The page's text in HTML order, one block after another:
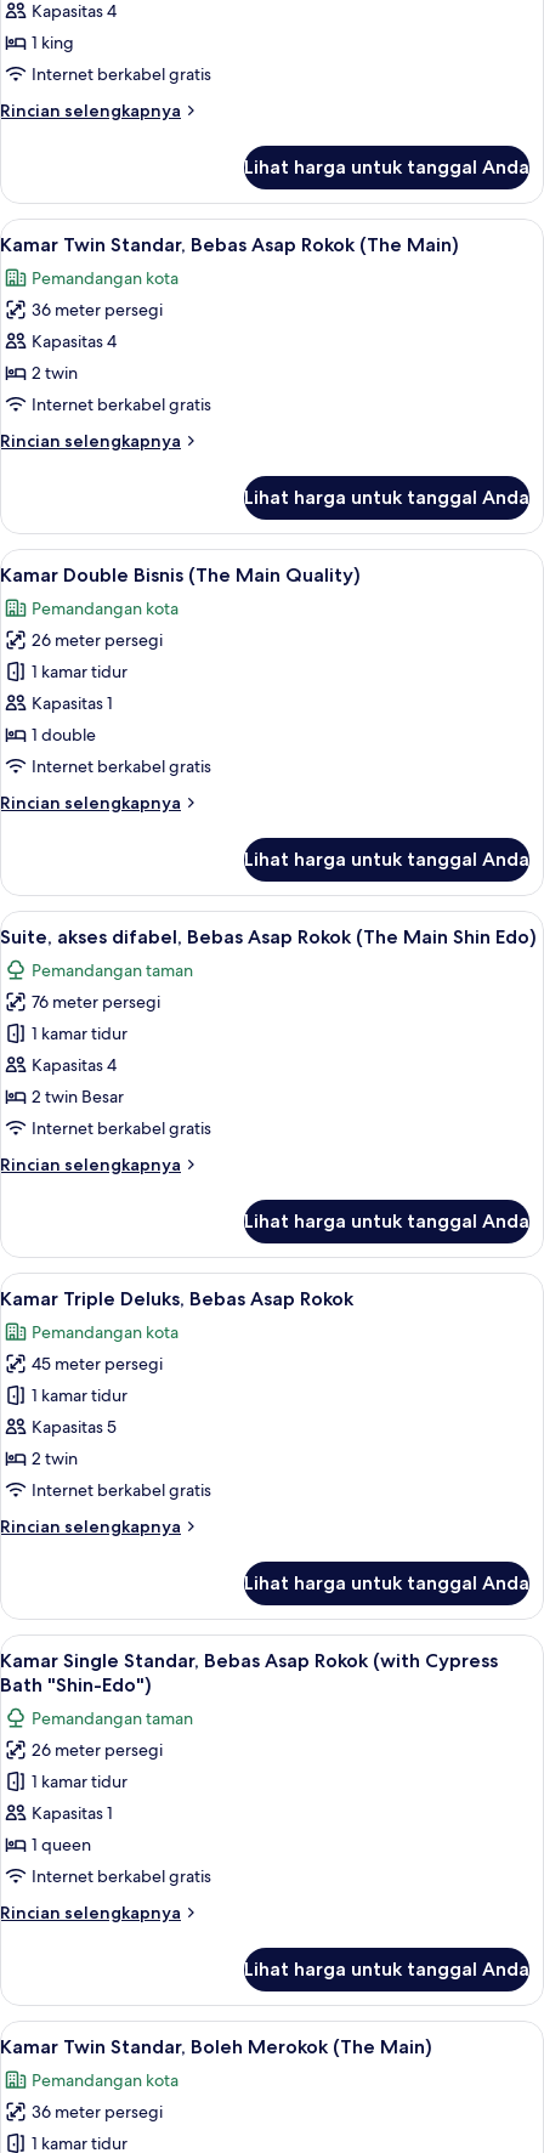
Standar,
1
Tempat
Tidur
King,
Asap
Rokok
(The
Main)
Kapasitas 4
1 king
Internet berkabel gratis
Rincian selengkapnya
Rincian
Kamar
Standar,
1
Tidur
King,
Asap
Rokok
(The
Main)
Lihat harga untuk tanggal Anda
Lihat
semua
foto
untuk
Kamar
Twin
Standar,
Asap
Main)
Selimut bulu angsa, brankas, meja
6
Kamar Twin Standar, Bebas Asap Rokok (The Main)
Pemandangan kota
36 meter persegi
Kapasitas 4
2 twin
Internet berkabel gratis
Rincian selengkapnya
Rincian
Kamar
Twin
Standar,
Asap
Rokok
(The
Main)
Lihat harga untuk tanggal Anda
Lihat
semua
foto
untuk
Kamar
Double
Bisnis
(The
Quality)
Kamar Double Bisnis (The Main
7
Kamar Double Bisnis (The Main Quality)
Pemandangan kota
26 meter persegi
1 kamar tidur
Kapasitas 1
1 double
Internet berkabel gratis
Rincian selengkapnya
Rincian
Kamar
Double
Bisnis
Main
Quality)
Lihat harga untuk tanggal Anda
Lihat
semua
foto
untuk
Suite,
akses
difabel,
Bebas
Rokok
Shin
Edo)
Suite, akses difabel, Bebas Asap
14
Suite, akses difabel, Bebas Asap Rokok (The Main Shin Edo)
Pemandangan taman
76 meter persegi
1 kamar tidur
Kapasitas 4
2 twin Besar
Internet berkabel gratis
Rincian selengkapnya
Rincian
Suite,
akses
difabel,
Asap
Rokok
(The
Main
Shin
Edo)
Lihat harga untuk tanggal Anda
Lihat
semua
foto
untuk
Kamar
Triple
Deluks,
Bebas
Rokok
Selimut bulu angsa, brankas, meja
5
Kamar Triple Deluks, Bebas Asap Rokok
Pemandangan kota
45 meter persegi
1 kamar tidur
Kapasitas 5
2 twin
Internet berkabel gratis
Rincian selengkapnya
Rincian
Kamar
Triple
Deluks,
Bebas
Rokok
Lihat harga untuk tanggal Anda
Lihat
semua
foto
untuk
Kamar
Single
Standar,
Bebas
Asap
(with
"Shin-
Edo")
Kamar Single Standar, Bebas Asap
12
Kamar Single Standar, Bebas Asap Rokok (with Cypress
Bath "Shin-Edo")
Pemandangan taman
26 meter persegi
1 kamar tidur
Kapasitas 1
1 queen
Internet berkabel gratis
Rincian selengkapnya
Rincian
Kamar
Single
Standar,
Asap
Rokok
(with
Lihat harga untuk tanggal Anda
Lihat
semua
foto
untuk
Kamar
Selimut bulu angsa, brankas, meja
6
Kamar Twin Standar, Boleh Merokok (The Main)
Pemandangan kota
36 meter persegi
1 kamar tidur